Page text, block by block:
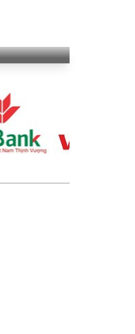
198